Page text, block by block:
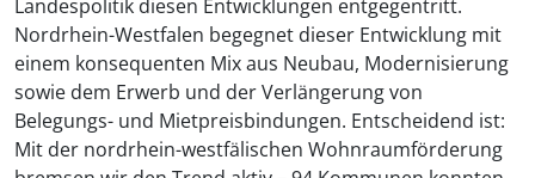
Landespolitik diesen Entwicklungen entgegentritt.
Nordrhein-Westfalen begegnet dieser Entwicklung mit
einem konsequenten Mix aus Neubau, Modernisierung
sowie dem Erwerb und der Verlängerung von
Belegungs- und Mietpreisbindungen. Entscheidend ist:
Mit der nordrhein-westfälischen Wohnraumförderung